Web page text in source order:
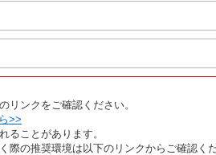
リンクをご確認ください。
>>
ることがあります。
際の推奨環境は以下のリンクからご確認くだ